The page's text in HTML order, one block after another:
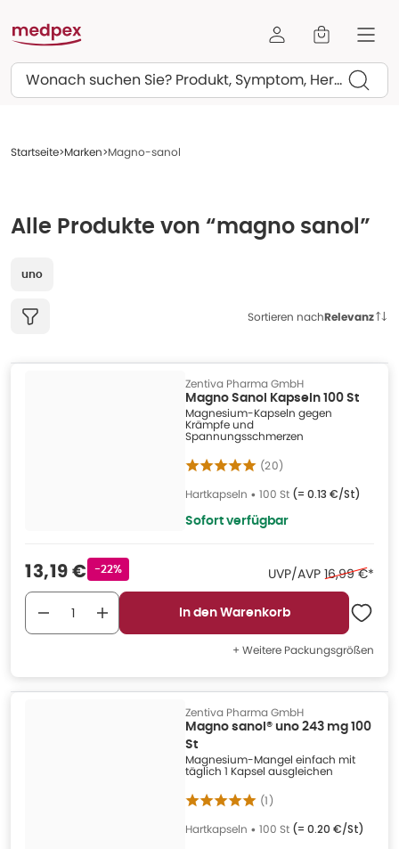
Suchen
Startseite Marken Magno-sanol
Alle Produkte von “magno sanol”
uno
Sortieren nachRelevanz
Zentiva Pharma GmbH
Magno Sanol Kapseln 100 St
Magnesium-Kapseln gegen
Krämpfe und
Spannungsschmerzen
(20)
Hartkapseln • 100 St (= 0.13 €/St)
Sofort verfügbar
Verkaufspreis
13,19 € Rabattstempel
-22% UVP/AVP Ehemaliger
16,99 €*
In den Warenkorb
+ Weitere Packungsgrößen
Zentiva Pharma GmbH
Magno sanol® uno 243 mg 100
St
Magnesium-Mangel einfach mit
täglich 1 Kapsel ausgleichen
(1)
Hartkapseln • 100 St (= 0.20 €/St)